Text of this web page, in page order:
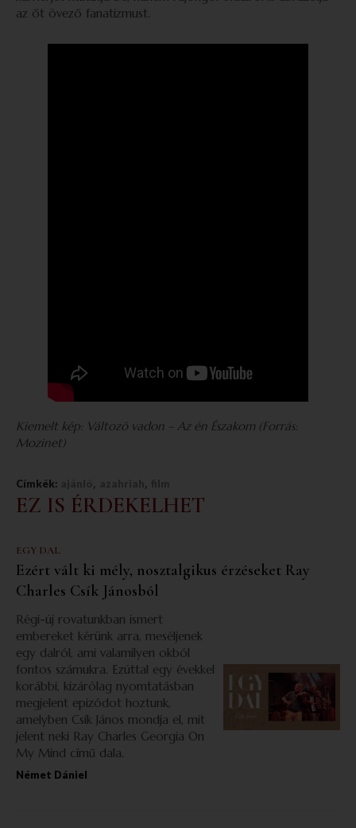
az őt övező fanatizmust.
Kiemelt kép: Változó vadon – Az én Északom (Forrás:
Mozinet)
Címkék: , ,
EZ IS ÉRDEKELHET
EGY DAL
Ezért vált ki mély, nosztalgikus érzéseket Ray
Charles Csík Jánosból
Régi-új rovatunkban ismert
embereket kérünk arra, meséljenek
egy dalról, ami valamilyen okból
fontos számukra. Ezúttal egy évekkel
korábbi, kizárólag nyomtatásban
megjelent epizódot hoztunk,
amelyben Csík János mondja el, mit
jelent neki Ray Charles Georgia On
My Mind című dala.
Német Dániel